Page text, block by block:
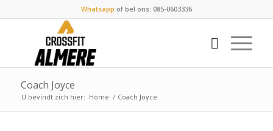
Whatsapp of bel ons: 085-0603336
Coach Joyce
U bevindt zich hier: Home / Coach Joyce